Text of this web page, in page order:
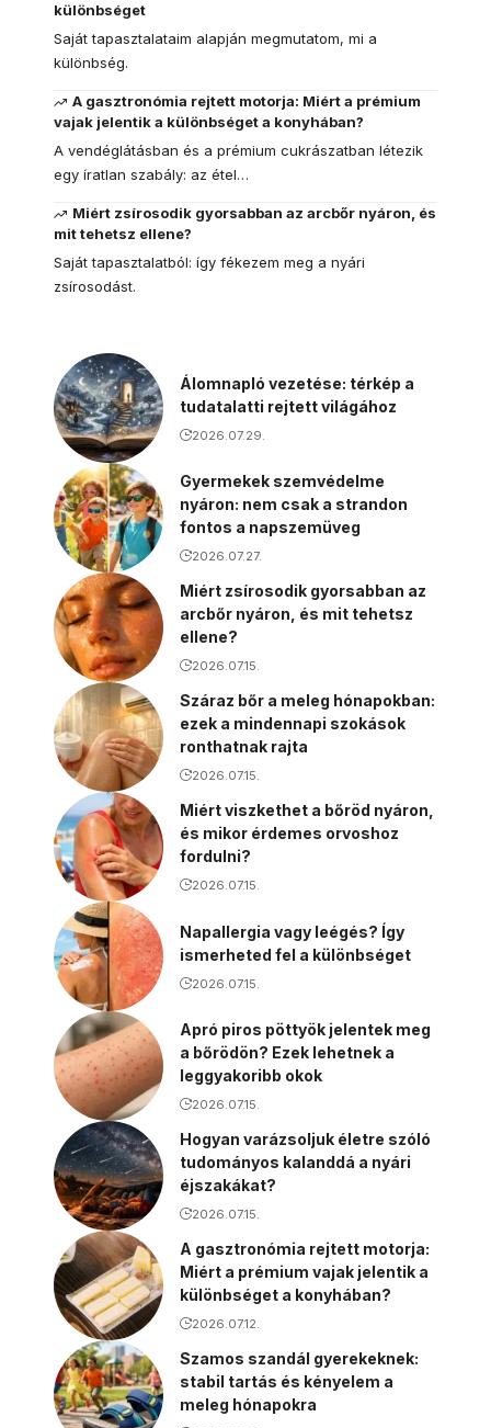
különbséget
Saját tapasztalataim alapján megmutatom, mi a
különbség.
A gasztronómia rejtett motorja: Miért a prémium
vajak jelentik a különbséget a konyhában?
A vendéglátásban és a prémium cukrászatban létezik
egy íratlan szabály: az étel…
Miért zsírosodik gyorsabban az arcbőr nyáron, és
mit tehetsz ellene?
Saját tapasztalatból: így fékezem meg a nyári
zsírosodást.
Álomnapló vezetése: térkép a
tudatalatti rejtett világához
2026.07.29.
Gyermekek szemvédelme
nyáron: nem csak a strandon
fontos a napszemüveg
2026.07.27.
Miért zsírosodik gyorsabban az
arcbőr nyáron, és mit tehetsz
ellene?
2026.07.15.
Száraz bőr a meleg hónapokban:
ezek a mindennapi szokások
ronthatnak rajta
2026.07.15.
Miért viszkethet a bőröd nyáron,
és mikor érdemes orvoshoz
fordulni?
2026.07.15.
Napallergia vagy leégés? Így
ismerheted fel a különbséget
2026.07.15.
Apró piros pöttyök jelentek meg
a bőrödön? Ezek lehetnek a
leggyakoribb okok
2026.07.15.
Hogyan varázsoljuk életre szóló
tudományos kalanddá a nyári
éjszakákat?
2026.07.15.
A gasztronómia rejtett motorja:
Miért a prémium vajak jelentik a
különbséget a konyhában?
2026.07.12.
Szamos szandál gyerekeknek:
stabil tartás és kényelem a
meleg hónapokra